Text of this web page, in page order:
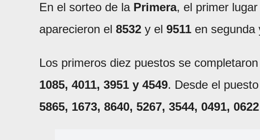
En el sorteo de la Primera, el primer
aparecieron el 8532 y el 9511 en segunda
Los primeros diez puestos se
1085, 4011, 3951 y 4549. Desde el
5865, 1673, 8640, 5267, 3544, 0491,